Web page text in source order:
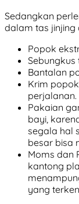
Sedangkan
dalam tas
Popok
Sebungkus
Bantalan
Krim
perjalanan.
Pakaian
bayi,
segala hal
besar bisa
Moms dan
kantong
yang